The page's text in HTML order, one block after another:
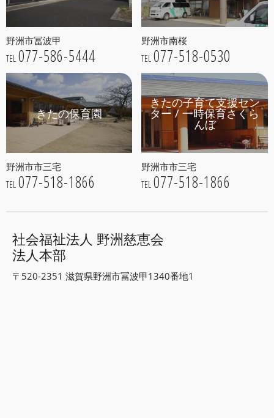
野洲市冨波甲
TEL 077-586-5444
野洲市南桜
TEL 077-518-0530
きたの保育園
野洲市市三宅
TEL 077-518-1866
きたの子育て支援セン
ター / 一時保育さくら
んぼ
野洲市市三宅
TEL 077-518-1866
社会福祉法人 野洲慈恵会
法人本部
〒520-2351 滋賀県野洲市冨波甲1340番地1